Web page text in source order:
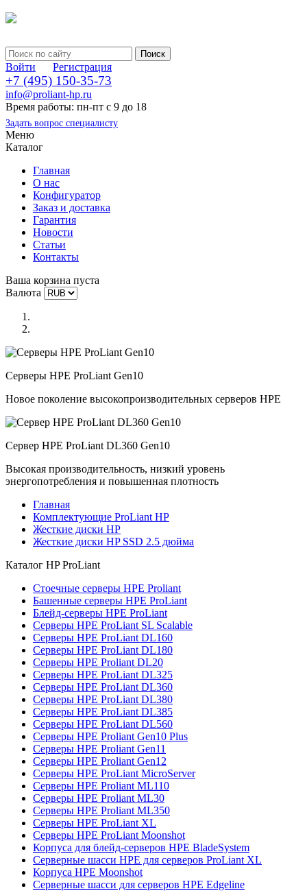
Войти Регистрация
+7 (495) 150-35-73
info@proliant-hp.ru
Время работы: пн-пт с 9 до 18
Задать вопрос специалисту
Меню
Каталог
Главная
О нас
Конфигуратор
Заказ и доставка
Гарантия
Новости
Статьи
Контакты
Ваша корзина пуста
Валюта
Серверы HPE ProLiant Gen10
Новое поколение высокопроизводительных серверов HPE
Сервер HPE ProLiant DL360 Gen10
Высокая производительность, низкий уровень
энергопотребления и повышенная плотность
Главная
Комплектующие ProLiant HP
Жесткие диски HP
Жесткие диски HP SSD 2.5 дюйма
Каталог HP ProLiant
Стоечные серверы HPE Proliant
Башенные серверы HPE ProLiant
Блейд-серверы HPE ProLiant
Серверы HPE ProLiant SL Scalable
Серверы HPE ProLiant DL160
Серверы HPE ProLiant DL180
Серверы HPE Proliant DL20
Серверы HPE ProLiant DL325
Серверы HPE ProLiant DL360
Серверы HPE ProLiant DL380
Серверы HPE ProLiant DL385
Серверы HPE ProLiant DL560
Серверы HPE Proliant Gen10 Plus
Серверы HPE Proliant Gen11
Серверы HPE Proliant Gen12
Серверы HPE ProLiant MicroServer
Серверы HPE Proliant ML110
Серверы HPE Proliant ML30
Серверы HPE Proliant ML350
Серверы HPE ProLiant XL
Серверы HPE ProLiant Moonshot
Корпуса для блейд-серверов HPE BladeSystem
Серверные шасси HPE для серверов ProLiant XL
Корпуса HPE Moonshot
Серверные шасси для серверов HPE Edgeline